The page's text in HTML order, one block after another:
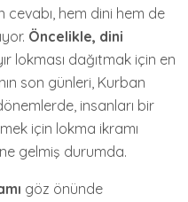
cevabı, hem dini hem de
Öncelikle, dini
lokması dağıtmak için en
son günleri, Kurban
insanları bir
için lokma ikramı
gelmiş durumda.
göz önünde